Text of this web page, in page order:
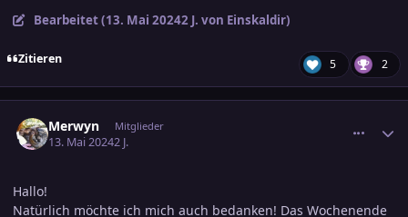
Bearbeitet (13. Mai 20242 J. von Einskaldir)
Zitieren 5 2
Merwyn Mitglieder
13. Mai 20242 J.
Hallo!
Natürlich möchte ich mich auch bedanken! Das Wochenende